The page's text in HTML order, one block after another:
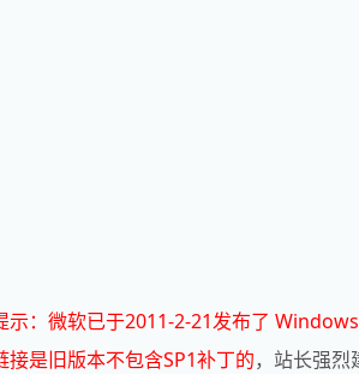
示：微软已于2011-2-21发布了
接是旧版本不包含SP1补丁的，站长强烈